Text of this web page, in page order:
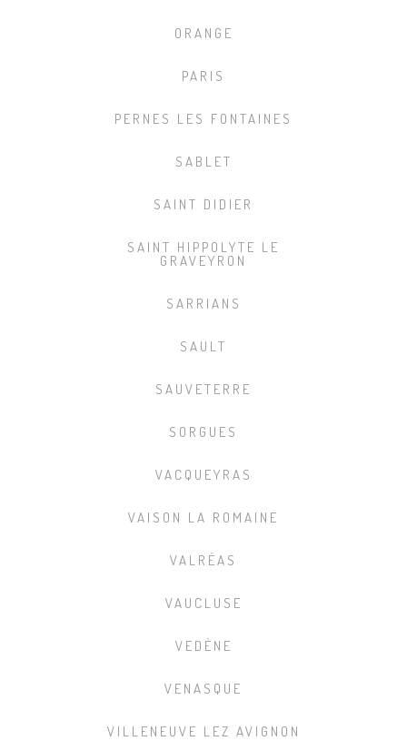
ORANGE
PARIS
PERNES LES FONTAINES
SABLET
SAINT DIDIER
SAINT HIPPOLYTE LE
GRAVEYRON
SARRIANS
SAULT
SAUVETERRE
SORGUES
VACQUEYRAS
VAISON LA ROMAINE
VALRÉAS
VAUCLUSE
VEDÈNE
VENASQUE
VILLENEUVE LEZ AVIGNON